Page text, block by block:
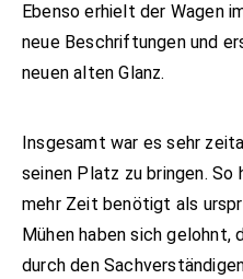
Ebenso erhielt der Wagen
neue Beschriftungen und
neuen alten Glanz.
Insgesamt war es sehr
seinen Platz zu bringen. So
mehr Zeit benötigt als
Mühen haben sich gelohnt,
durch den